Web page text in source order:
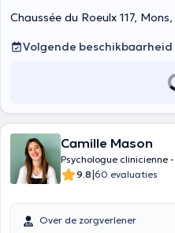
Chaussée du Roeulx 117,
Volgende beschikbaarheid
Camille Mason
Psychologue clinicienne
9.8|60 evaluaties
Over de zorgverlener